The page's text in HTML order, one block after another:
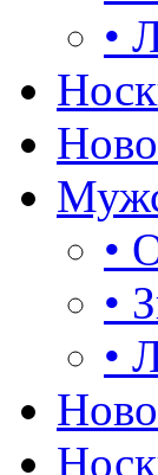
•
•
•
•